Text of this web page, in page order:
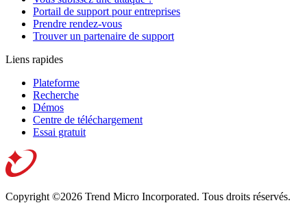
Portail de support pour entreprises
Prendre rendez-vous
Trouver un partenaire de support
Liens rapides
Plateforme
Recherche
Démos
Centre de téléchargement
Essai gratuit
Copyright ©2026 Trend Micro Incorporated. Tous droits réservés.